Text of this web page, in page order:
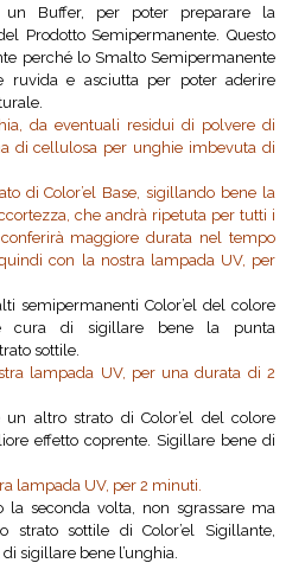
un Buffer, per poter preparare la
Prodotto Semipermanente. Questo
perché lo Smalto Semipermanente
ruvida e asciutta per poter aderire
da eventuali residui di polvere di
di cellulosa per unghie imbevuta di
di Color’el Base, sigillando bene la
che andrà ripetuta per tutti i
maggiore durata nel tempo
con la nostra lampada UV, per
semipermanenti Color’el del colore
cura di sigillare bene la punta
sottile.
lampada UV, per una durata di 2
un altro strato di Color’el del colore
effetto coprente. Sigillare bene di
lampada UV, per 2 minuti.
la seconda volta, non sgrassare ma
strato sottile di Color’el Sigillante,
sigillare bene l’unghia.